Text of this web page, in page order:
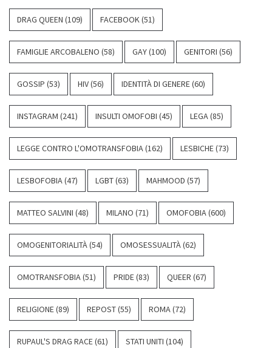
DRAG QUEEN (109) FACEBOOK(51)
FAMIGLIE ARCOBALENO (58) GAY(100) GENITORI (56)
GOSSIP (53) HIV(56) IDENTITÀ DI GENERE(60)
INSTAGRAM (241) INSULTI OMOFOBI (45) LEGA(85)
LEGGE CONTRO L'OMOTRANSFOBIA(162) LESBICHE(73)
LESBOFOBIA(47) LGBT(63) MAHMOOD (57)
MATTEO SALVINI (48) MILANO (71) OMOFOBIA(600)
OMOGENITORIALITÀ(54) OMOSESSUALITÀ(62)
OMOTRANSFOBIA(51) PRIDE(83) QUEER (67)
RELIGIONE(89) REPOST(55) ROMA(72)
RUPAUL'S DRAG RACE(61) STATI UNITI (104)